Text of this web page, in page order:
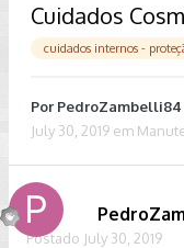
Cuidados
cuidados internos -
Por PedroZambelli84
July 30, 2019 em
Postado July 30, 2019